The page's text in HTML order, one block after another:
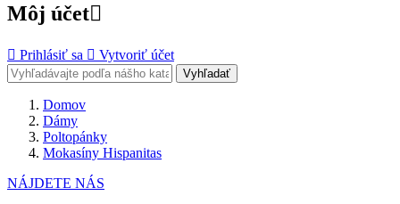
Môj účet
 Prihlásiť sa  Vytvoriť účet
Vyhľadať
Domov
Dámy
Poltopánky
Mokasíny Hispanitas
NÁJDETE NÁS